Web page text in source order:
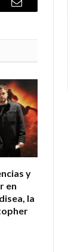
Email
y
en
la